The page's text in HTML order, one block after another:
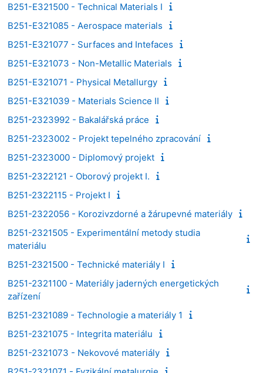
B251-E321500 - Technical Materials I
B251-E321085 - Aerospace materials
B251-E321077 - Surfaces and Intefaces
B251-E321073 - Non-Metallic Materials
B251-E321071 - Physical Metallurgy
B251-E321039 - Materials Science II
B251-2323992 - Bakalářská práce
B251-2323002 - Projekt tepelného zpracování
B251-2323000 - Diplomový projekt
B251-2322121 - Oborový projekt I.
B251-2322115 - Projekt I
B251-2322056 - Korozivzdorné a žárupevné materiály
B251-2321505 - Experimentální metody studia
materiálu
B251-2321500 - Technické materiály I
B251-2321100 - Materiály jaderných energetických
zařízení
B251-2321089 - Technologie a materiály 1
B251-2321075 - Integrita materiálu
B251-2321073 - Nekovové materiály